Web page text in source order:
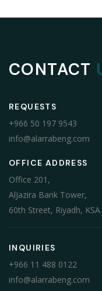
CONTACT
REQUESTS
+966 50 197 9543
info@alarrabeng.com
OFFICE ADDRESS
Office 201,
AlJazira Bank Tower,
60th Street, Riyadh, KSA
INQUIRIES
+966 11 488 0122
info@alarrabeng.com